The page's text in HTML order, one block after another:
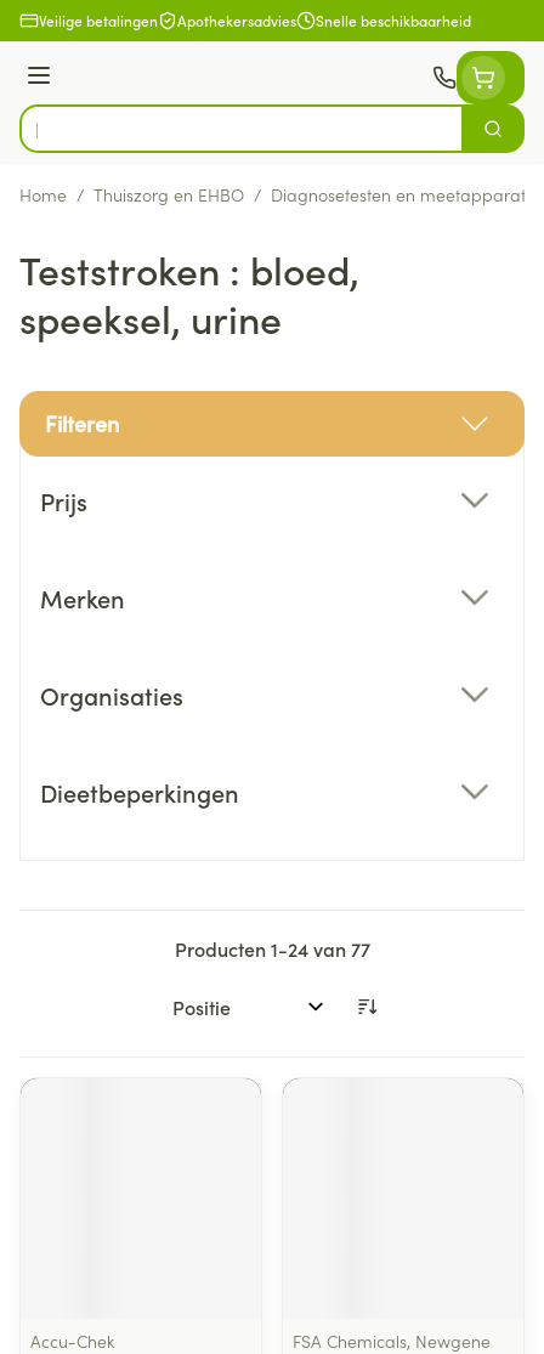
Ga naar de inhoud
Veilige betalingen Apothekersadvies Snelle beschikbaarheid
Menu
Product, merk, categorie...
Zoek
Home / Thuiszorg en EHBO / Diagnosetesten en
Teststroken : bloed,
speeksel, urine
Filteren
Prijs
Merken
Organisaties
Dieetbeperkingen
Producten1-24van77
Sorteer op:
Accu-Chek
FSA Chemicals, Newgene